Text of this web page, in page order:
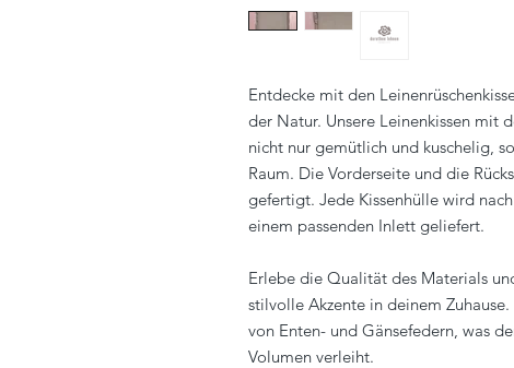
Entdecke mit den
der Natur. Unsere Leinenkissen mit
nicht nur gemütlich und kuschelig,
Raum. Die Vorderseite und die
gefertigt. Jede Kissenhülle wird
einem passenden Inlett geliefert.
Erlebe die Qualität des Materials
stilvolle Akzente in deinem
von Enten- und Gänsefedern, was
Volumen verleiht.